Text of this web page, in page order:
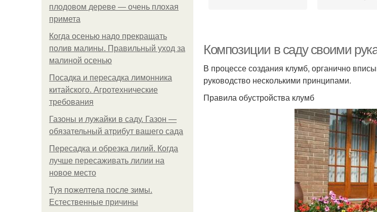
плодовом дереве — очень плохая
примета
Когда осенью надо прекращать
полив малины. Правильный уход за
малиной осенью
Посадка и пересадка лимонника
китайского. Агротехнические
требования
Газоны и лужайки в саду. Газон —
обязательный атрибут вашего сада
Пересадка и обрезка лилий. Когда
лучше пересаживать лилии на
новое место
Туя пожелтела после зимы.
Естественные причины
растениями
Композиции в саду своими
В процессе создания клумб, органично
руководство несколькими принципами.
Правила обустройства клумб